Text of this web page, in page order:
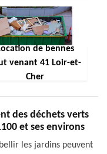
de bennes
venant 41 Loir-et-
Cher
des déchets verts
et ses environs
les jardins peuvent